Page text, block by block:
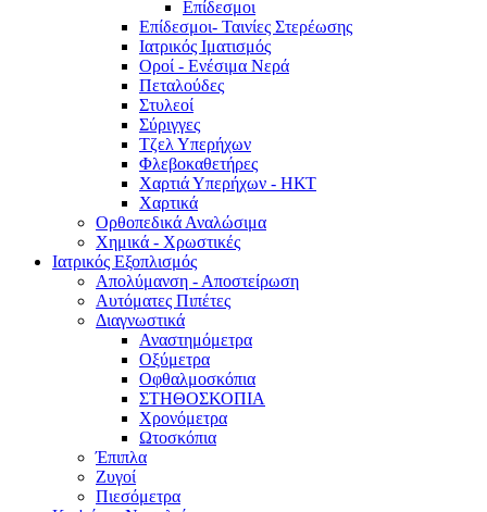
Επίδεσμοι
Επίδεσμοι- Ταινίες Στερέωσης
Ιατρικός Ιματισμός
Οροί - Ενέσιμα Νερά
Πεταλούδες
Στυλεοί
Σύριγγες
Τζελ Υπερήχων
Φλεβοκαθετήρες
Χαρτιά Υπερήχων - ΗΚΤ
Χαρτικά
Ορθοπεδικά Αναλώσιμα
Χημικά - Χρωστικές
Ιατρικός Εξοπλισμός
Απολύμανση - Αποστείρωση
Αυτόματες Πιπέτες
Διαγνωστικά
Αναστημόμετρα
Οξύμετρα
Οφθαλμοσκόπια
ΣΤΗΘΟΣΚΟΠΙΑ
Χρονόμετρα
Ωτοσκόπια
Έπιπλα
Ζυγοί
Πιεσόμετρα